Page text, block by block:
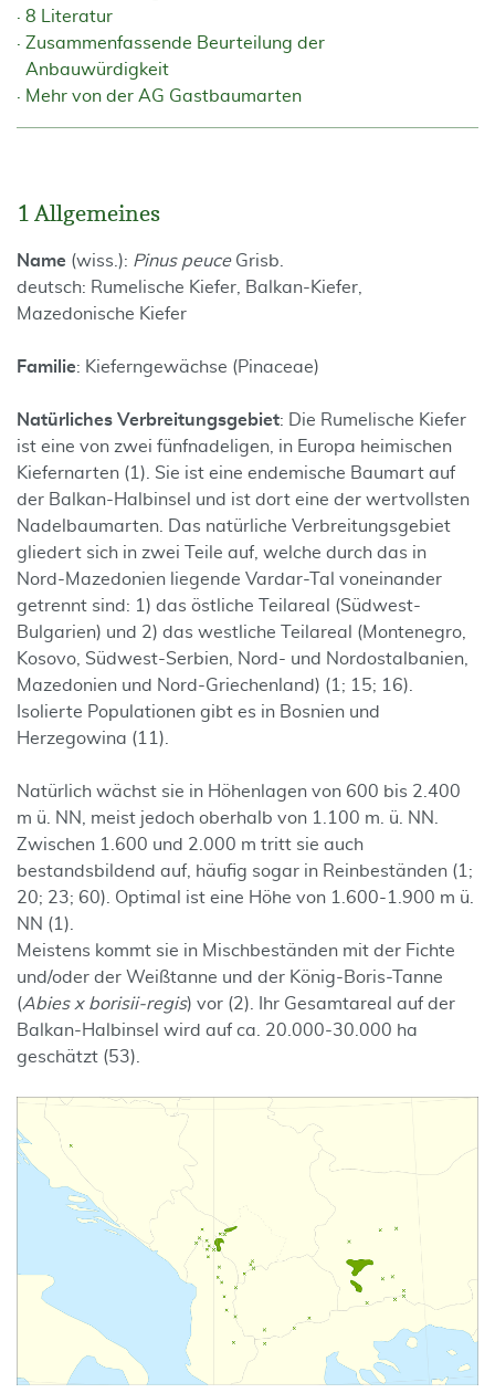
8 Literatur
Zusammenfassende Beurteilung der
Anbauwürdigkeit
Mehr von der AG Gastbaumarten
1 Allgemeines
Name (wiss.): Pinus peuceGrisb.
deutsch: Rumelische Kiefer, Balkan-Kiefer,
Mazedonische Kiefer
Familie: Kieferngewächse (Pinaceae)
Natürliches Verbreitungsgebiet: Die Rumelische Kiefer
ist eine von zwei fünfnadeligen, in Europa heimischen
Kiefernarten (1). Sie ist eine endemische Baumart auf
der Balkan-Halbinsel und ist dort eine der wertvollsten
Nadelbaumarten. Das natürliche Verbreitungsgebiet
gliedert sich in zwei Teile auf, welche durch das in
Nord-Mazedonien liegende Vardar-Tal voneinander
getrennt sind: 1) das östliche Teilareal (Südwest-
Bulgarien) und 2) das westliche Teilareal (Montenegro,
Kosovo, Südwest-Serbien, Nord- und Nordostalbanien,
Mazedonien und Nord-Griechenland) (1; 15; 16).
Isolierte Populationen gibt es in Bosnien und
Herzegowina (11).
Natürlich wächst sie in Höhenlagen von 600 bis 2.400
m ü. NN, meist jedoch oberhalb von 1.100 m. ü. NN.
Zwischen 1.600 und 2.000 m tritt sie auch
bestandsbildend auf, häufig sogar in Reinbeständen (1;
20; 23; 60). Optimal ist eine Höhe von 1.600-1.900 m ü.
NN (1).
Meistens kommt sie in Mischbeständen mit der Fichte
und/oder der Weißtanne und der König-Boris-Tanne
(Abies x borisii-regis) vor (2). Ihr Gesamtareal auf der
Balkan-Halbinsel wird auf ca. 20.000-30.000 ha
geschätzt (53).